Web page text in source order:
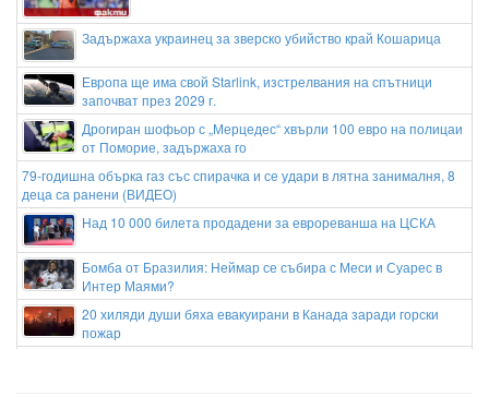
Задържаха украинец за зверско убийство край Кошарица
Европа ще има свой Starlink, изстрелвания на спътници
започват през 2029 г.
Дрогиран шофьор с „Мерцедес“ хвърли 100 евро на полицаи
от Поморие, задържаха го
79-годишна обърка газ със спирачка и се удари в лятна занималня, 8
деца са ранени (ВИДЕО)
Над 10 000 билета продадени за еврореванша на ЦСКА
Бомба от Бразилия: Неймар се събира с Меси и Суарес в
Интер Маями?
20 хиляди души бяха евакуирани в Канада заради горски
пожар